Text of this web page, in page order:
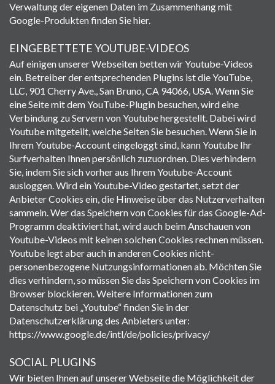
Verwaltung der eigenen Daten im Zusammenhang mit
Google-Produkten finden Sie hier.
EINGEBETTETE YOUTUBE-VIDEOS
Auf einigen unserer Webseiten betten wir Youtube-Videos
ein. Betreiber der entsprechenden Plugins ist die YouTube,
LLC, 901 Cherry Ave., San Bruno, CA 94066, USA. Wenn Sie
eine Seite mit dem YouTube-Plugin besuchen, wird eine
Verbindung zu Servern von Youtube hergestellt. Dabei wird
Youtube mitgeteilt, welche Seiten Sie besuchen. Wenn Sie in
Ihrem Youtube-Account eingeloggt sind, kann Youtube Ihr
Surfverhalten Ihnen persönlich zuzuordnen. Dies verhindern
Sie, indem Sie sich vorher aus Ihrem Youtube-Account
ausloggen. Wird ein Youtube-Video gestartet, setzt der
Anbieter Cookies ein, die Hinweise über das Nutzerverhalten
sammeln. Wer das Speichern von Cookies für das Google-Ad-
Programm deaktiviert hat, wird auch beim Anschauen von
Youtube-Videos mit keinen solchen Cookies rechnen müssen.
Youtube legt aber auch in anderen Cookies nicht-
personenbezogene Nutzungsinformationen ab. Möchten Sie
dies verhindern, so müssen Sie das Speichern von Cookies im
Browser blockieren. Weitere Informationen zum
Datenschutz bei „Youtube“ finden Sie in der
Datenschutzerklärung des Anbieters unter:
https://www.google.de/intl/de/policies/privacy/
SOCIAL PLUGINS
Wir bieten Ihnen auf unserer Webseite die Möglichkeit der